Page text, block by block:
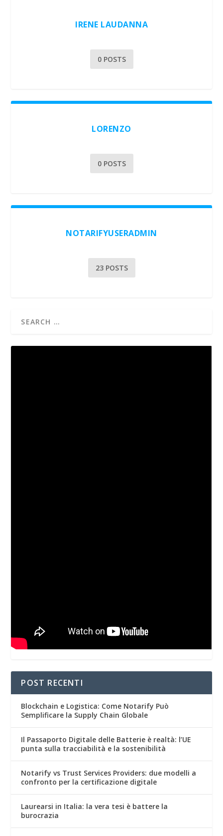
IRENE LAUDANNA
0 POSTS
LORENZO
0 POSTS
NOTARIFYUSERADMIN
23 POSTS
POST RECENTI
Blockchain e Logistica: Come Notarify Può
Semplificare la Supply Chain Globale
Il Passaporto Digitale delle Batterie è realtà: l’UE
punta sulla tracciabilità e la sostenibilità
Notarify vs Trust Services Providers: due modelli a
confronto per la certificazione digitale
Laurearsi in Italia: la vera tesi è battere la
burocrazia